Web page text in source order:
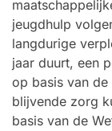
jeugdhulp
langdurige
jaar duurt, een
op basis van
blijvende zorg
basis van de